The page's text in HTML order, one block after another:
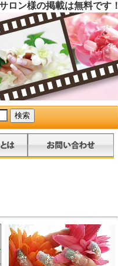
ロン様の掲載は無料です！